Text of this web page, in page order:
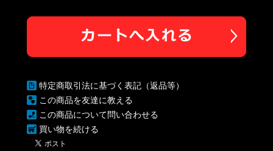
特定商取引法に基づく表記（返品等）
この商品を友達に教える
この商品について問い合わせる
買い物を続ける